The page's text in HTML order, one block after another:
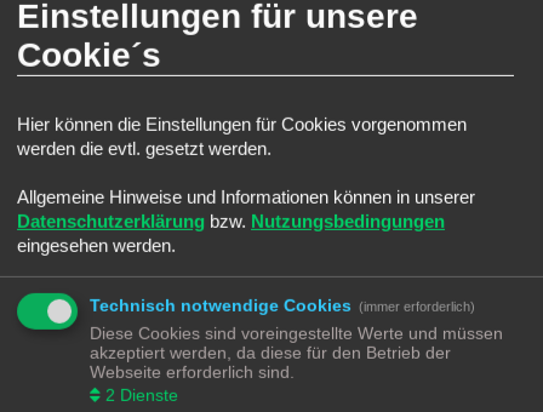
siehst du eine Schaltfläche in der Nähe des Beitrags, um diesen zu melden.
Du wirst dann durch die weiteren Schritte geführt.
Was bewirkt die „Speichern“-Schaltfläche beim Schreiben eines Beitrags?
Hiermit kannst du die geschriebene Entwürfe speichern und zu einem
persönlichen Bereich erneut laden.
Nach oben
Warum muss mein Beitrag erst freigegeben werden?
Einstellungen für unsere
Cookie´s
Hier können die Einstellungen für Cookies vorgenommen
werden die evtl. gesetzt werden.
Allgemeine Hinweise und Informationen können in unserer
Datenschutzerklärung bzw. Nutzungsbedingungen
eingesehen werden.
Technisch notwendige Cookies (immer erforderlich)
Diese Cookies sind voreingestellte Werte und müssen
akzeptiert werden, da diese für den Betrieb der
Webseite erforderlich sind.
2 Dienste